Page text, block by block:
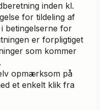
inden kl.
for tildeling af
betingelserne for
er forpligtiget
som kommer
opmærksom på
et enkelt klik fra